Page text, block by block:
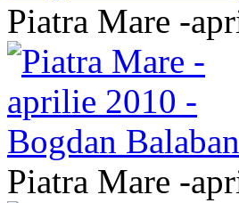
Piatra Mare -
Piatra Mare -